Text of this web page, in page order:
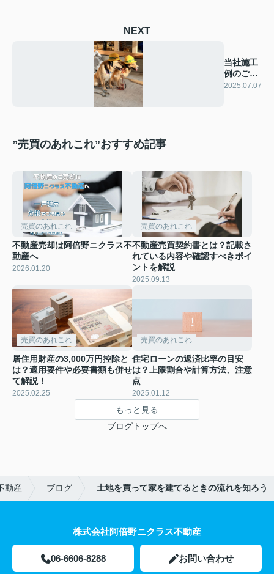
NEXT
当社施工
例のご紹
介
2025.07.07
”売買のあれこれ”おすすめ記事
売買のあれこれ
不動産売却は阿倍野ニクラス不
動産へ
2026.01.20
売買のあれこれ
不動産売買契約書とは？記載さ
れている内容や確認すべきポイ
ントを解説
2025.09.13
売買のあれこれ
居住用財産の3,000万円控除と
は？適用要件や必要書類も併せ
て解説！
2025.02.25
売買のあれこれ
住宅ローンの返済比率の目安
は？上限割合や計算方法、注意
点
2025.01.12
もっと見る
ブログトップへ
動産 ブログ 土地を買って家を建てるときの流れを知ろう
株式会社阿倍野ニクラス不動産
06-6606-8288 お問い合わせ